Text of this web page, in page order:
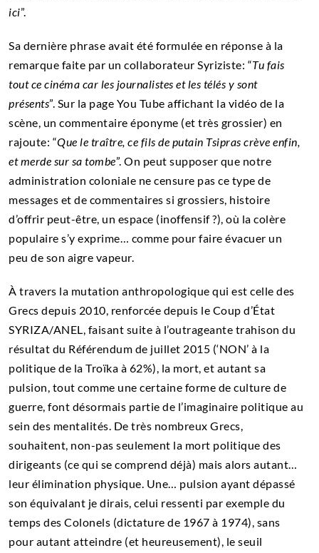
ici”.
Sa dernière phrase avait été formulée en réponse à la
remarque faite par un collaborateur Syriziste: “Tu fais
tout ce cinéma car les journalistes et les télés y sont
présents”. Sur la page You Tube affichant la vidéo de la
scène, un commentaire éponyme (et très grossier) en
rajoute: “Que le traître, ce fils de putain Tsipras crève enfin,
et merde sur sa tombe”. On peut supposer que notre
administration coloniale ne censure pas ce type de
messages et de commentaires si grossiers, histoire
d’offrir peut-être, un espace (inoffensif ?), où la colère
populaire s’y exprime… comme pour faire évacuer un
peu de son aigre vapeur.
À travers la mutation anthropologique qui est celle des
Grecs depuis 2010, renforcée depuis le Coup d’État
SYRIZA/ANEL, faisant suite à l’outrageante trahison du
résultat du Référendum de juillet 2015 (‘NON’ à la
politique de la Troïka à 62%), la mort, et autant sa
pulsion, tout comme une certaine forme de culture de
guerre, font désormais partie de l’imaginaire politique au
sein des mentalités. De très nombreux Grecs,
souhaitent, non-pas seulement la mort politique des
dirigeants (ce qui se comprend déjà) mais alors autant…
leur élimination physique. Une… pulsion ayant dépassé
son équivalant je dirais, celui ressenti par exemple du
temps des Colonels (dictature de 1967 à 1974), sans
pour autant atteindre (et heureusement), le seuil